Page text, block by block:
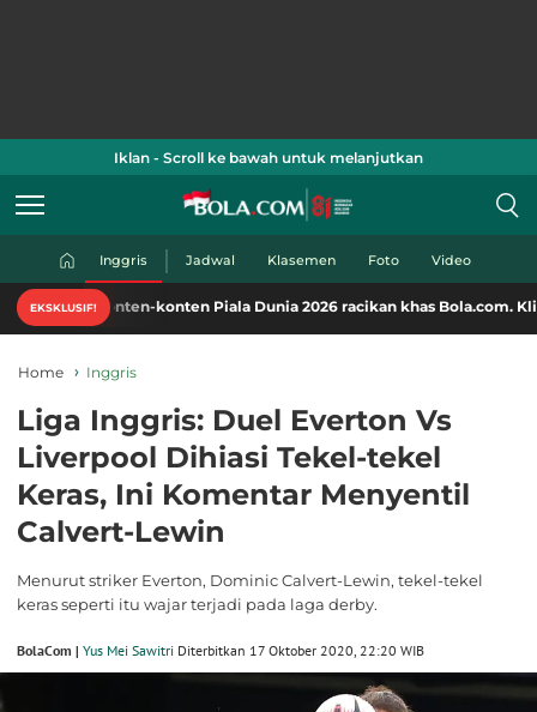
Iklan - Scroll ke bawah untuk melanjutkan
Inggris Jadwal Klasemen Foto Video
EKSKLUSIF!
konten Piala Dunia 2026 racikan khas Bola.com. Klik di sini!
Home Inggris
Liga Inggris: Duel Everton Vs
Liverpool Dihiasi Tekel-tekel
Keras, Ini Komentar Menyentil
Calvert-Lewin
Menurut striker Everton, Dominic Calvert-Lewin, tekel-tekel
keras seperti itu wajar terjadi pada laga derby.
BolaCom | Yus Mei Sawitri Diterbitkan 17 Oktober 2020, 22:20 WIB